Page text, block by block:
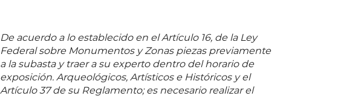
De acuerdo a lo establecido en el Artículo 16, de la Ley
Federal sobre Monumentos y Zonas piezas previamente
a la subasta y traer a su experto dentro del horario de
exposición. Arqueológicos, Artísticos e Históricos y el
Artículo 37 de su Reglamento; es necesario realizar el